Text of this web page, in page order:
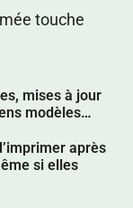
touche
mises à jour
modèles…
après
si elles